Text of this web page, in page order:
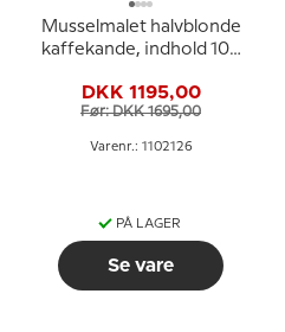
Musselmalet halvblonde
kaffekande, indhold 100
DKK 1195,00
Før: DKK 1695,00
Varenr.: 1102126
PÅ LAGER
Se vare